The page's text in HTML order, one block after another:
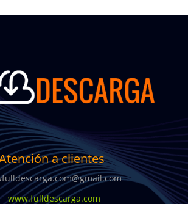
a clientes
www.fulldescarga.com